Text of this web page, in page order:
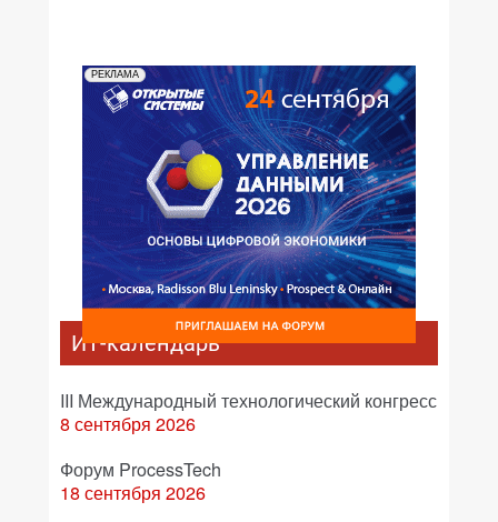
РЕКЛАМА
ИТ-календарь
III Международный технологический конгресс
8 сентября 2026
Форум ProcessTech
18 сентября 2026